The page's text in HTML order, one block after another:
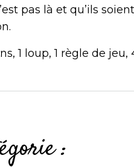
pas là et qu’ils soient
1 loup, 1 règle de jeu,
: